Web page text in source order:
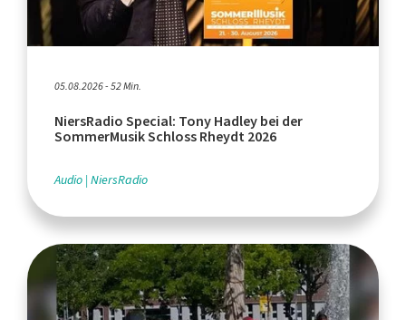
05.08.2026 - 52 Min.
NiersRadio Special: Tony Hadley bei der
SommerMusik Schloss Rheydt 2026
Audio NiersRadio